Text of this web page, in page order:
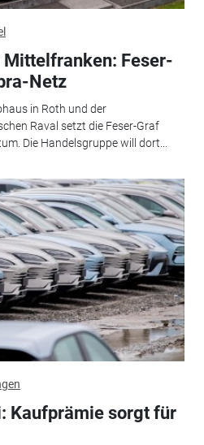
Feser-
Netz
in Roth und der
Raval setzt die Feser-Graf
Die Handelsgruppe will dort...
Kaufprämie sorgt für